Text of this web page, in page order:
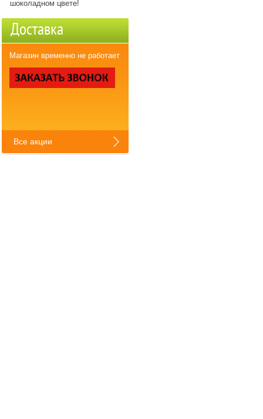
шоколадном цвете!
Все акции
Доставка
Магазин временно не работает